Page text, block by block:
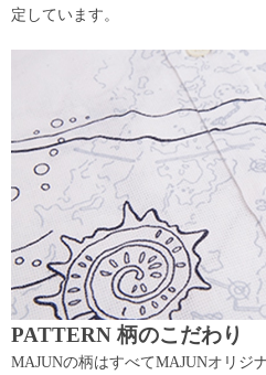
定しています。
PATTERN 柄のこだわり
MAJUNの柄はすべてMAJUNオリジ